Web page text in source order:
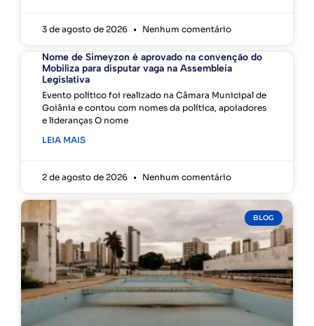
3 de agosto de 2026 Nenhum comentário
Nome de Simeyzon é aprovado na convenção do
Mobiliza para disputar vaga na Assembleia
Legislativa
Evento político foi realizado na Câmara Municipal de
Goiânia e contou com nomes da política, apoiadores
e lideranças O nome
LEIA MAIS
2 de agosto de 2026 Nenhum comentário
BLOG